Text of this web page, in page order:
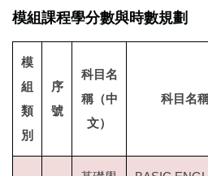
模組課程學分數與時數規劃
模
組
類
別
序
號
科目名
稱（中
文）
科目名